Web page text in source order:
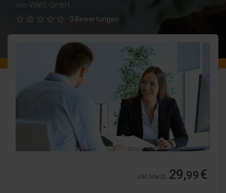
von VIWIS GmbH
0 Bewertungen
inkl. MwSt. 29,99€